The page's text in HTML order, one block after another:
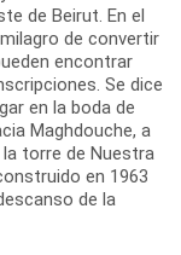
de Beirut. En el
de convertir
encontrar
Se dice
en la boda de
Maghdouche, a
torre de Nuestra
en 1963
de la